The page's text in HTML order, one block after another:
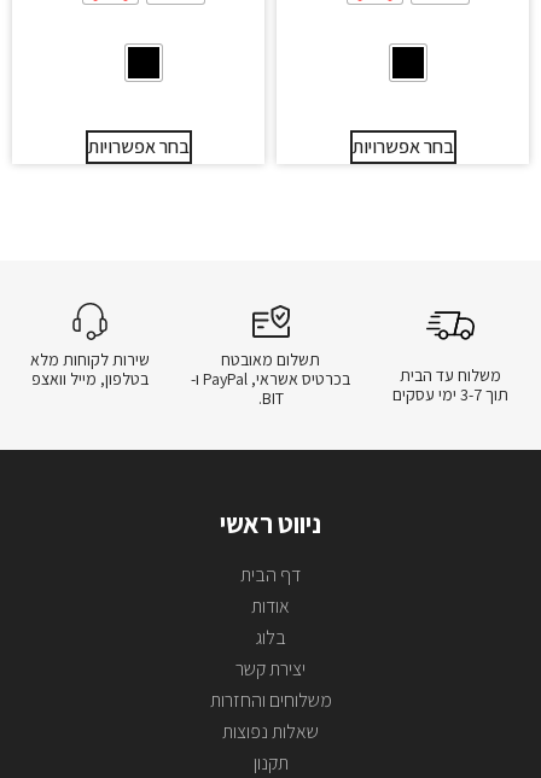
בחר אפשרויות בחר אפשרויות
משלוח עד הבית
תוך 3-7 ימי עסקים
תשלום מאובטח
בכרטיס אשראי, PayPal ו-
BIT.
שירות לקוחות מלא
בטלפון, מייל וואצפ
ניווט ראשי
דף הבית
אודות
בלוג
יצירת קשר
משלוחים והחזרות
שאלות נפוצות
תקנון